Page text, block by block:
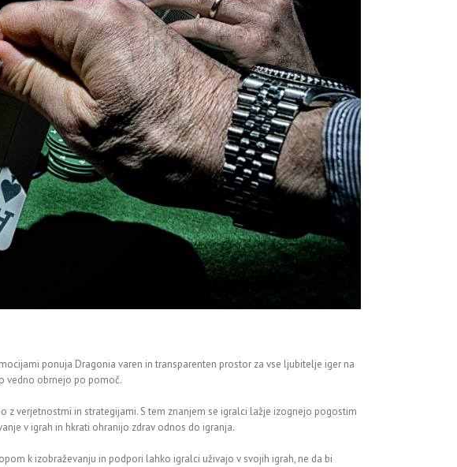
ponuja Dragonia varen in transparenten prostor za vse ljubitelje iger na
vedno obrnejo po pomoč.
z verjetnostmi in strategijami. S tem znanjem se igralci lažje izognejo pogostim
v igrah in hkrati ohranijo zdrav odnos do igranja.
k izobraževanju in podpori lahko igralci uživajo v svojih igrah, ne da bi